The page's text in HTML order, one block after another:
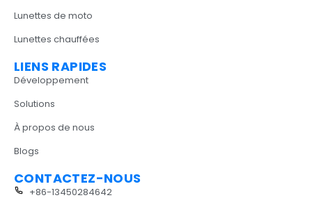
Lunettes de moto
Lunettes chauffées
LIENS RAPIDES
Développement
Solutions
À propos de nous
Blogs
CONTACTEZ-NOUS
+86-13450284642